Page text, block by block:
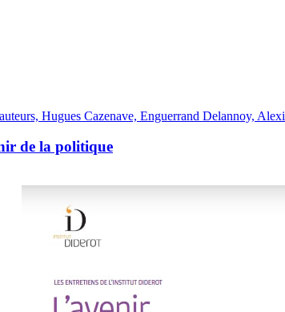
Hugues Cazenave, Enguerrand Delannoy,
de la politique